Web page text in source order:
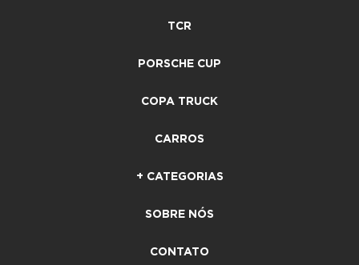
TCR
PORSCHE CUP
COPA TRUCK
CARROS
+ CATEGORIAS
SOBRE NÓS
CONTATO